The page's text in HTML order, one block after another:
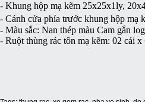
- Khung hộp mạ kẽm 25x25x1ly,
- Cánh cửa phía trước khung hộp mạ
- Màu sắc: Nan thép màu Cam gắn
- Ruột thùng rác tôn mạ kẽm: 02 cái